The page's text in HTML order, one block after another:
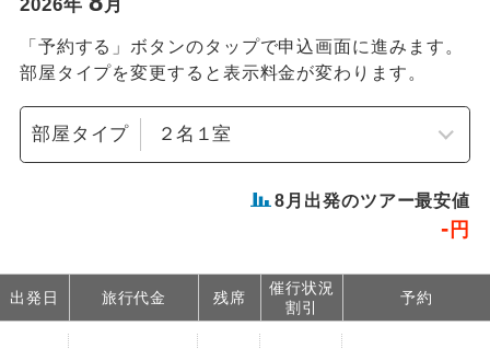
2026年 月
「予約する」ボタンのタップで申込画面に進みます。
部屋タイプを変更すると表示料金が変わります。
部屋タイプ
8 月出発のツアー最安値
- 円
出発日 旅行代金 残席
催行状況
割引
予約